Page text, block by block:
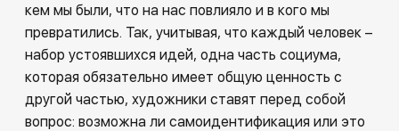
кем мы были, что на нас повлияло и в кого мы
превратились. Так, учитывая, что каждый человек –
набор устоявшихся идей, одна часть социума,
которая обязательно имеет общую ценность с
другой частью, художники ставят перед собой
вопрос: возможна ли самоидентификация или это